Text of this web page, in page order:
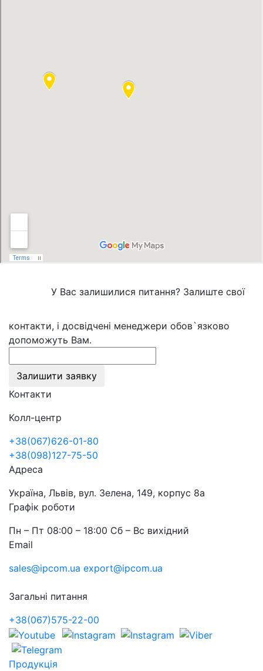
У Вас залишилися питання? Залиште свої
контакти, і досвідчені менеджери обов`язково
допоможуть Вам.
Залишити заявку
Контакти
Колл-центр
+38(067)626-01-80
+38(098)127-75-50
Адреса
Україна, Львів, вул. Зелена, 149, корпус 8а
Графік роботи
Пн – Пт 08:00 – 18:00 Сб – Вс вихідний
Email
sales@ipcom.ua export@ipcom.ua
Загальні питання
+38(067)575-22-00
Продукція